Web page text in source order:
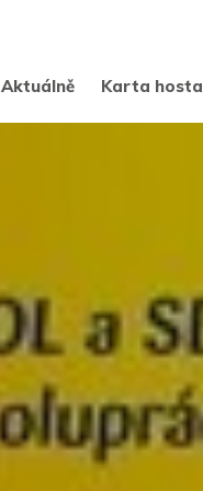
Aktuálně Karta hosta